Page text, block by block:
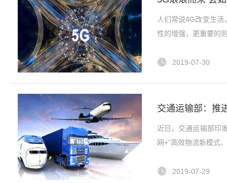
人们常说4G改变生
性的增强，更重要的
2019-07-30
交通运输部：推
近日，交通运输部印
网+”高效物流新模式
2019-07-29